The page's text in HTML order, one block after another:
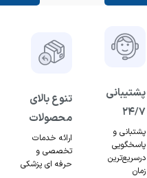
پشتیبانی
۲۴/۷
پشتبانی و
پاسخگویی
درسریع‌ترین
زمان
تنوع بالای
محصولات
ارائه خدمات
تخصصی و
حرفه ای پزشکی